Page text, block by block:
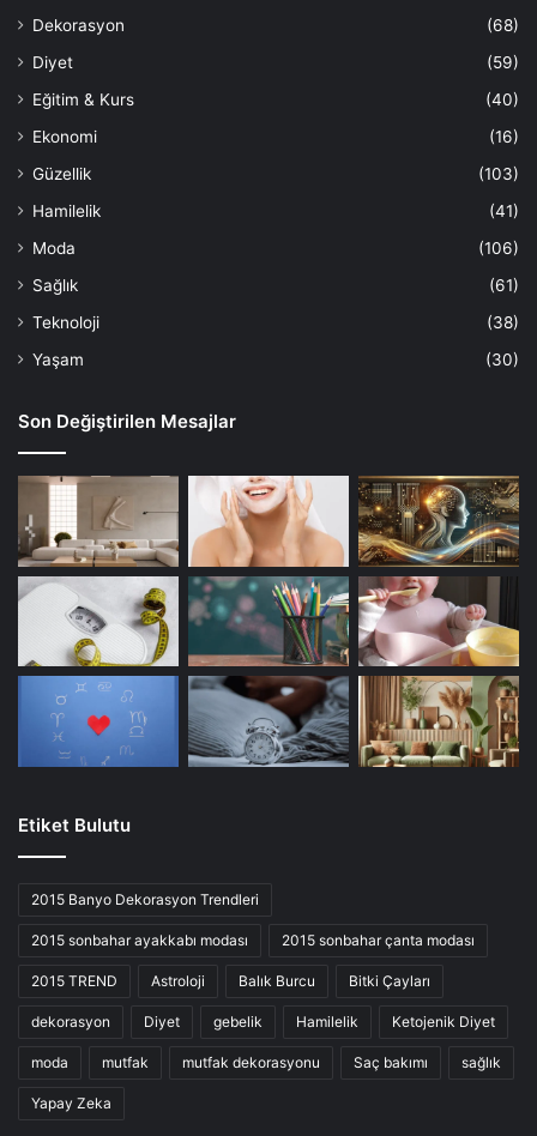
Dekorasyon
(68)
Diyet
(59)
Eğitim & Kurs
(40)
Ekonomi
(16)
Güzellik
(103)
Hamilelik
(41)
Moda
(106)
Sağlık
(61)
Teknoloji
(38)
Yaşam
(30)
Son Değiştirilen Mesajlar
Etiket Bulutu
2015 Banyo Dekorasyon Trendleri
2015 sonbahar ayakkabı modası 2015 sonbahar çanta modası
2015 TREND Astroloji Balık Burcu Bitki Çayları
dekorasyon Diyet gebelik Hamilelik Ketojenik Diyet
moda mutfak mutfak dekorasyonu Saç bakımı sağlık
Yapay Zeka